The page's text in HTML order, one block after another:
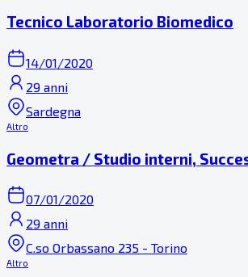
Tecnico Laboratorio Biomedico
14/01/2020
29 anni
Sardegna
Altro
Geometra / Studio interni,
07/01/2020
29 anni
C.so Orbassano 235 - Torino
Altro